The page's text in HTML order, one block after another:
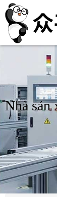
Nhà sản